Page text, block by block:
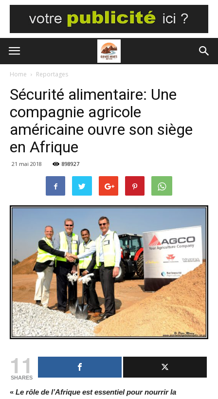
Home Reportages
Sécurité alimentaire: Une
compagnie agricole
américaine ouvre son siège
en Afrique
21 mai 2018 898927
11
SHARES
« Le rôle de l’Afrique est essentiel pour nourrir la